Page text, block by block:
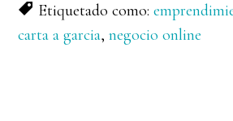
Etiquetado como:
carta a garcia,negocio online